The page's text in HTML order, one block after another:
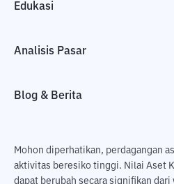
Edukasi
Analisis Pasar
Blog & Berita
Mohon diperhatikan, perdagangan
aktivitas beresiko tinggi. Nilai Aset
dapat berubah secara signifikan